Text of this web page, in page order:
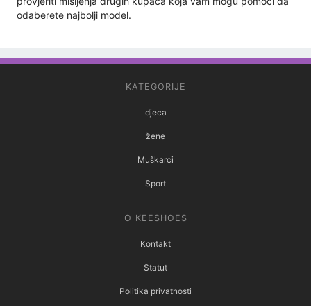
odaberete najbolji model.
KATEGORIJE
djeca
žene
Muškarci
Sport
O KEESHOES
Kontakt
Statut
Politika privatnosti